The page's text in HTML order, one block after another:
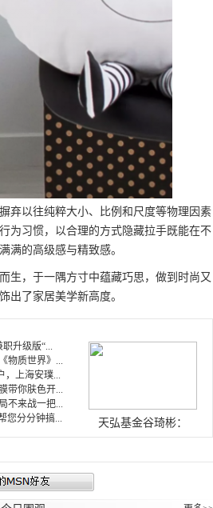
以往纯粹大小、比例和尺度等物理因素
为习惯，以合理的方式隐藏拉手既能在不
满的高级感与精致感。
，于一隅方寸中蕴藏巧思，做到时尚又
出了家居美学新高度。
升级版“...
物质世界》...
，上海安璞...
带你肤色开...
不来战一把...
您分分钟搞...
天弘基金谷琦彬：